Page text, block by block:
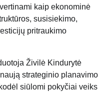
kaip ekonominė
susisiekimo,
pritraukimo
Živilė Kindurytė
strateginio planavimo
siūlomi pokyčiai veiks